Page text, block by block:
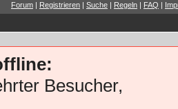
Forum | Registrieren | Suche | Regeln | FAQ |
Besucher,